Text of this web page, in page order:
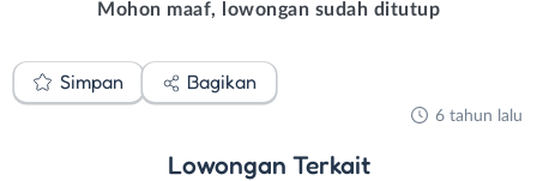
Mohon maaf, lowongan sudah ditutup
Simpan Bagikan
6 tahun lalu
Lowongan Terkait